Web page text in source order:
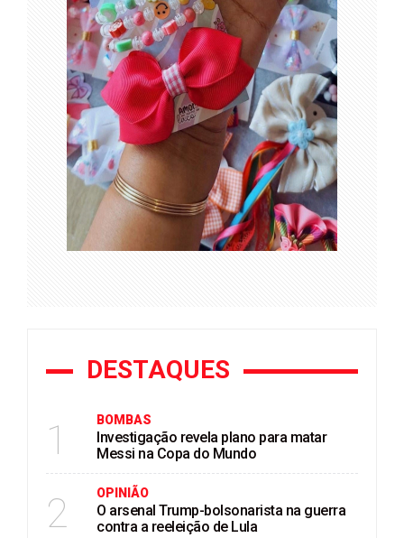
DESTAQUES
1 BOMBAS
Investigação revela plano para matar
Messi na Copa do Mundo
2 OPINIÃO
O arsenal Trump-bolsonarista na guerra
contra a reeleição de Lula